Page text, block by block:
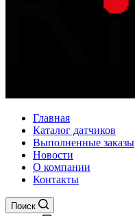
Главная
Каталог датчиков
Выполненные заказы
Новости
О компании
Контакты
Поиск